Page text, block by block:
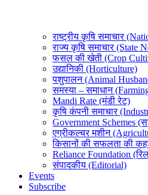
राष्ट्रीय कृषि समाचार
राज्य कृषि समाचार (State
फसल की खेती (Crop
उद्यानिकी (Horticulture)
पशुपालन (Animal
समस्या – समाधान
Mandi Rate (मंडी रेट)
कृषि कंपनी समाचार
Government Schemes
एग्रीकल्चर मशीन
किसानों की सफलता की
Reliance Foundation
संपादकीय (Editorial)
Events
Subscribe